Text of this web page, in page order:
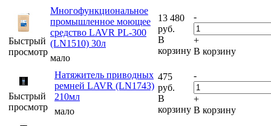
Быстрый
просмотр
Многофункциональное
промышленное моющее
средство LAVR PL-300
(LN1510) 30л
мало
13 480
руб.
В
корзину
-
+
В корзину
Быстрый
просмотр
Натяжитель приводных
ремней LAVR (LN1743)
210мл
мало
475
руб.
В
корзину
-
+
В корзину